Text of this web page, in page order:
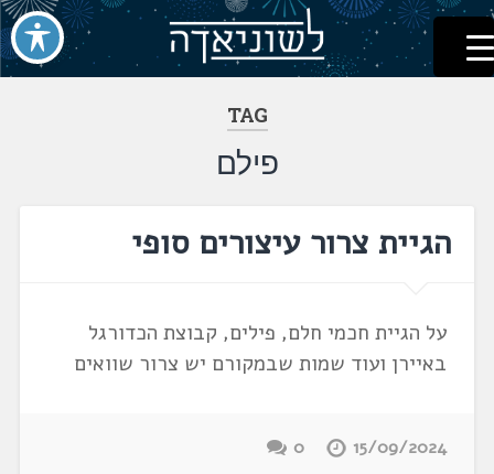
דלג
לתוכן
לשוניאדה
עברית. לשון. שפה
TAG
פילם
הגיית צרור עיצורים סופי
על הגיית חכמי חלם, פילים, קבוצת הכדורגל
באיירן ועוד שמות שבמקורם יש צרור שוואים
15/09/2024
0